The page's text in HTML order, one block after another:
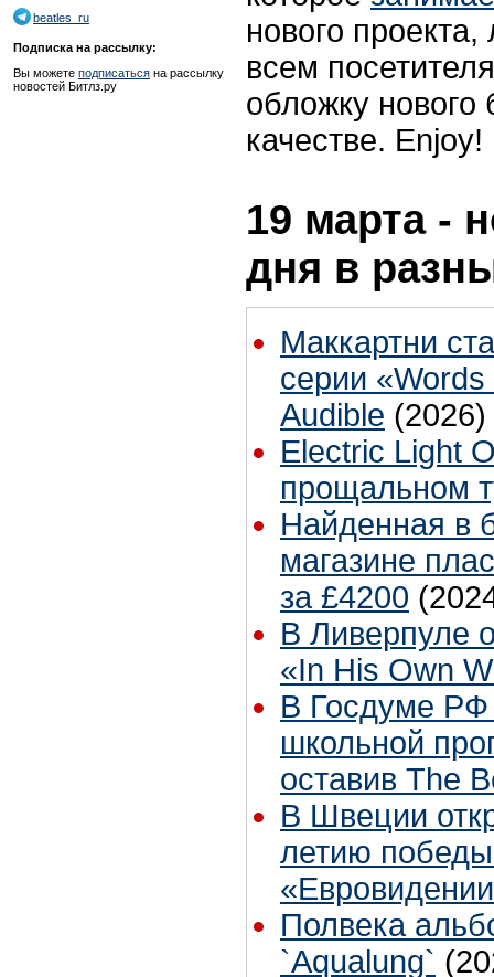
beatles_ru
Подписка на рассылку:
Вы можете подписаться на рассылку
новостей Битлз.ру
нового
всем
обложку
качестве. Enjoy!
19 марта -
дня в
Маккартни
серии
Audible (2026)
Electric Light
прощальном
Найденная в
магазине
за £4200
В Ливерпуле
«In His Own
В Госдуме РФ
школьной
оставив The
В Швеции
летию
Полвека
`Аqualung`